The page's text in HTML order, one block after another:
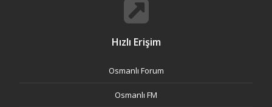
Hızlı Erişim
Osmanlı Forum
Osmanlı FM